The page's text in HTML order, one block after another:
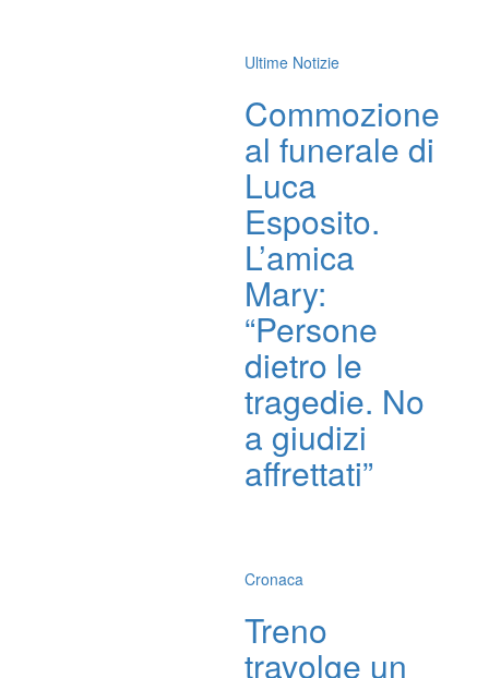
Ultime Notizie
Commozione
al funerale di
Luca
Esposito.
L’amica
Mary:
“Persone
dietro le
tragedie. No
a giudizi
affrettati”
Cronaca
Treno
travolge un